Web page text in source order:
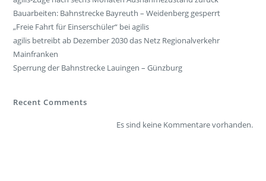
Bauarbeiten: Bahnstrecke Bayreuth – Weidenberg gesperrt
„Freie Fahrt für Einserschüler“ bei agilis
agilis betreibt ab Dezember 2030 das Netz Regionalverkehr
Mainfranken
Sperrung der Bahnstrecke Lauingen – Günzburg
Recent Comments
Es sind keine Kommentare vorhanden.